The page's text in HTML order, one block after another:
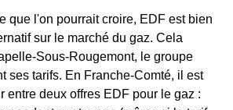
que l'on pourrait croire, EDF est bien
sur le marché du gaz. Cela
Sous-Rougemont, le groupe
ses tarifs. En Franche-Comté, il est
entre deux offres EDF pour le gaz :